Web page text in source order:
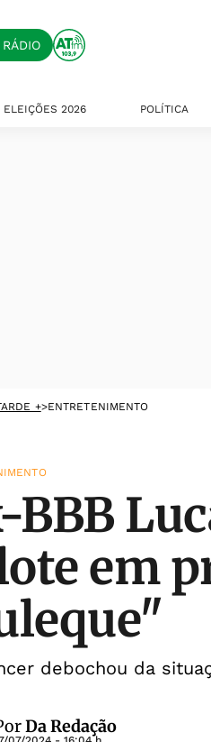
ELEIÇÕES 2026 POLÍTICA
+>ENTRETENIMENTO
BBB
em
debochou da
Da Redação